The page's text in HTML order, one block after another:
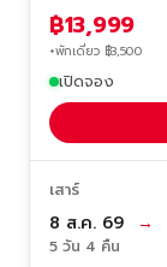
฿13,999
+พักเดี่ยว ฿3,500
เปิดจอง
เสาร์
8 ส.ค. 69 →
5 วัน 4 คืน